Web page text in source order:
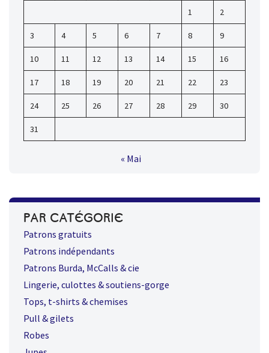
1 2
3 4 5 6 7 8 9
10 11 12 13 14 15 16
17 18 19 20 21 22 23
24 25 26 27 28 29 30
31
« Mai
PAR CATÉGORIE
Patrons gratuits
Patrons indépendants
Patrons Burda, McCalls & cie
Lingerie, culottes & soutiens-gorge
Tops, t-shirts & chemises
Pull & gilets
Robes